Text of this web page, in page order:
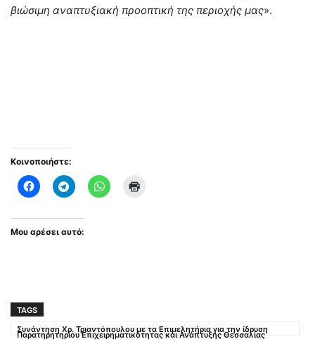
βιώσιμη αναπτυξιακή προοπτική της περιοχής μας».
Κοινοποιήστε:
Μου αρέσει αυτό:
TAGS
Συνάντηση Χρ. Τριαντόπουλου με τα Επιμελητήρια για την ίδρυση
Παρατηρητηρίου Επιχειρηματικότητας και Ανάπτυξης Θεσσαλίας